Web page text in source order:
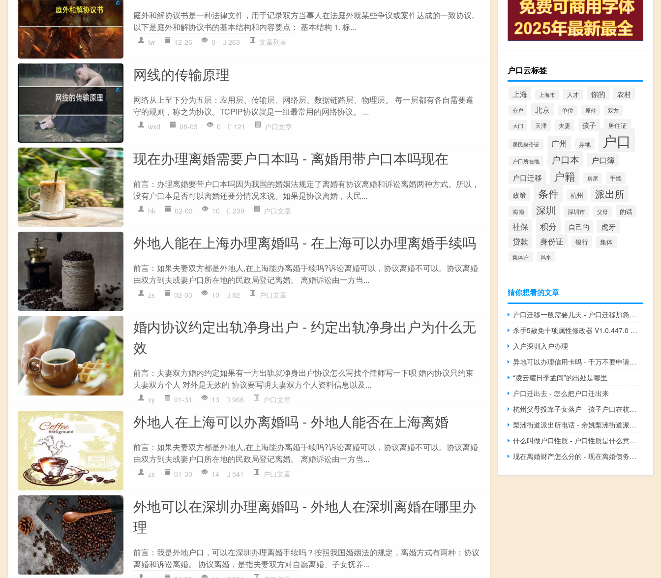
庭外和解协议书是一种法律文件，用于记录双方当事人在法庭外就某些争议或案件达成的一致协议。
以下是庭外和解协议书的基本结构和内容要点： 基本结构 1. 标...
tw 12-26 0 263 文章列表
网线的传输原理
网络从上至下分为五层：应用层、传输层、网络层、数据链路层、物理层。 每一层都有各自需要遵
守的规则，称之为协议。TCPIP协议就是一组最常用的网络协议。 ...
wxd 08-03 0 121 户口文章
现在办理离婚需要户口本吗 - 离婚用带户口本吗现在
前言：办理离婚要带户口本吗因为我国的婚姻法规定了离婚有协议离婚和诉讼离婚两种方式。所以，
没有户口本是否可以离婚还要分情况来说。如果是协议离婚，去民...
hk 02-03 10 239 户口文章
外地人能在上海办理离婚吗 - 在上海可以办理离婚手续吗
前言：如果夫妻双方都是外地人,在上海能办离婚手续吗?诉讼离婚可以，协议离婚不可以。协议离婚
由双方到夫或妻户口所在地的民政局登记离婚。 离婚诉讼由一方当...
zs 02-03 10 82 户口文章
婚内协议约定出轨净身出户 - 约定出轨净身出户为什么无
效
前言：夫妻双方婚内约定如果有一方出轨就净身出户协议怎么写找个律师写一下呗 婚内协议只约束
夫妻双方个人 对外是无效的 协议要写明夫妻双方个人资料信息以及...
xy 01-31 13 966 户口文章
外地人在上海可以办离婚吗 - 外地人能否在上海离婚
前言：如果夫妻双方都是外地人,在上海能办离婚手续吗?诉讼离婚可以，协议离婚不可以。协议离婚
由双方到夫或妻户口所在地的民政局登记离婚。 离婚诉讼由一方当...
zs 01-30 14 541 户口文章
外地可以在深圳办理离婚吗 - 外地人在深圳离婚在哪里办
理
前言：我是外地户口，可以在深圳办理离婚手续吗？按照我国婚姻法的规定，离婚方式有两种：协议
离婚和诉讼离婚。 协议离婚，是指夫妻双方对自愿离婚、子女抚养...
户口云标签
上海 上海市 人才 你的 农村
分户 北京 单位 原件
双方
大门
天津 夫妻 孩子 居住证
居民身份证 广州 异地 户口
户口所在地 户口本
户口簿
户口迁移
户籍 房屋 手续
政策 条件 杭州 派出所
海南 深圳 深圳市 父母 的话
社保 积分 自己的 虎牙
贷款 身份证 银行 集体
集体户 风水
猜你想看的文章
户口迁移一般需要几天 - 户口迁移加急一般几天
杀手5赦免十项属性修改器 V1.0.447.0 绿色免费版（杀手5赦免十项属性修改器 V1.0.447.0 绿色免费版功能简介）
入户深圳入户办理 -
异地可以办理信用卡吗 - 千万不要申请异地信用卡
“凌云耀日季孟间”的出处是哪里
户口迁出去 - 怎么把户口迁出来
杭州父母投靠子女落户 - 孩子户口在杭州父母能落户吗
梨洲街道派出所电话 - 余姚梨洲街道派出所名单
什么叫做户口性质 - 户口性质是什么意思啊
现在离婚财产怎么分的 - 现在离婚债务怎么分配